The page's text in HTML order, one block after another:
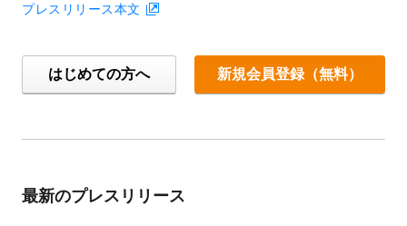
プレスリリース本文
はじめての方へ 新規会員登録（無料）
最新のプレスリリース